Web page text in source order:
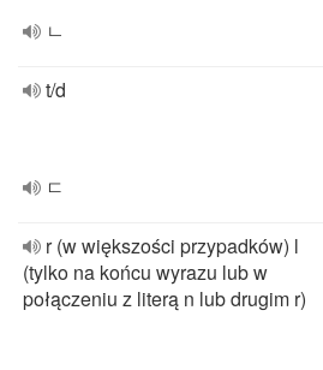
ㄴ
t/d
ㄷ
r (w większości przypadków) l
(tylko na końcu wyrazu lub w
połączeniu z literą n lub drugim r)